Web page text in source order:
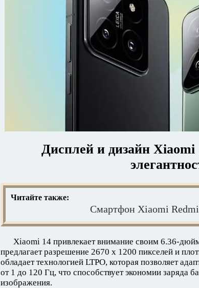
Дисплей и дизайн
Читайте также:
Смартфон Xiaomi
Xiaomi 14 привлекает внимание своим 6.36-
предлагает разрешение 2670 x 1200 пикселей и
обладает технологией LTPO, которая позволяет
от 1 до 120 Гц, что способствует экономии заряда
изображения.